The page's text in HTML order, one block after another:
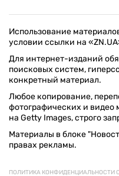
Использование
условии ссылки на
Для интернет-изданий
поисковых систем,
конкретный материал.
Любое копирование,
фотографических и
на Getty Images, строго
Материалы в блоке
правах рекламы.
ПОЛИТИКА КОНФИДЕНЦИАЛЬНОСТИ